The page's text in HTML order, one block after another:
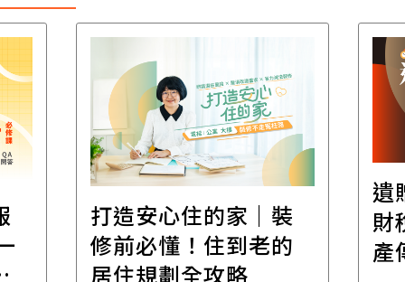
打造安心住的家｜裝
修前必懂！住到老的
居住規劃全攻略
遺
財
產